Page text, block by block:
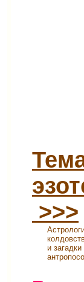
>>>
и загадки